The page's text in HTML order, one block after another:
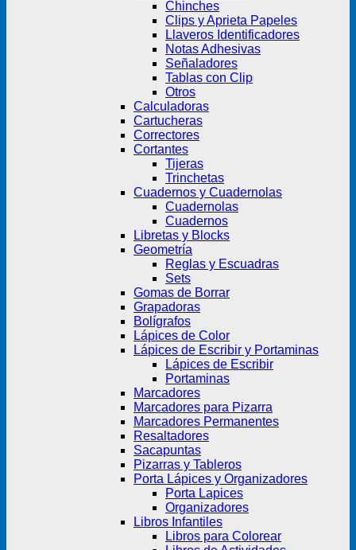
Chinches
Clips y Aprieta Papeles
Llaveros Identificadores
Notas Adhesivas
Señaladores
Tablas con Clip
Otros
Calculadoras
Cartucheras
Correctores
Cortantes
Tijeras
Trinchetas
Cuadernos y Cuadernolas
Cuadernolas
Cuadernos
Libretas y Blocks
Geometría
Reglas y Escuadras
Sets
Gomas de Borrar
Grapadoras
Bolígrafos
Lápices de Color
Lápices de Escribir y Portaminas
Lápices de Escribir
Portaminas
Marcadores
Marcadores para Pizarra
Marcadores Permanentes
Resaltadores
Sacapuntas
Pizarras y Tableros
Porta Lápices y Organizadores
Porta Lapices
Organizadores
Libros Infantiles
Libros para Colorear